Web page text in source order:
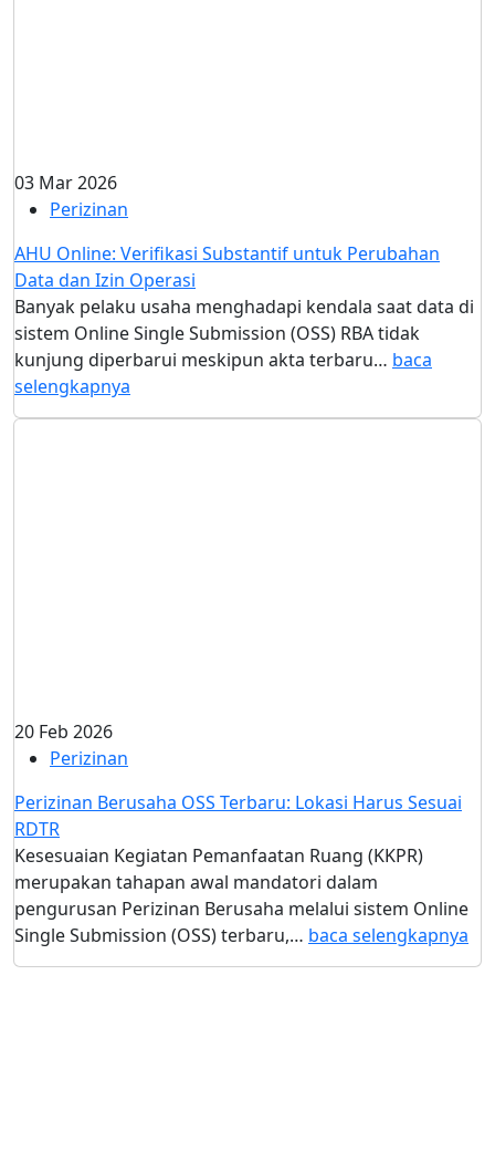
03 Mar 2026
Perizinan
AHU Online: Verifikasi Substantif untuk Perubahan
Data dan Izin Operasi
Banyak pelaku usaha menghadapi kendala saat data di
sistem Online Single Submission (OSS) RBA tidak
kunjung diperbarui meskipun akta terbaru… baca
selengkapnya
20 Feb 2026
Perizinan
Perizinan Berusaha OSS Terbaru: Lokasi Harus Sesuai
RDTR
Kesesuaian Kegiatan Pemanfaatan Ruang (KKPR)
merupakan tahapan awal mandatori dalam
pengurusan Perizinan Berusaha melalui sistem Online
Single Submission (OSS) terbaru,… baca selengkapnya